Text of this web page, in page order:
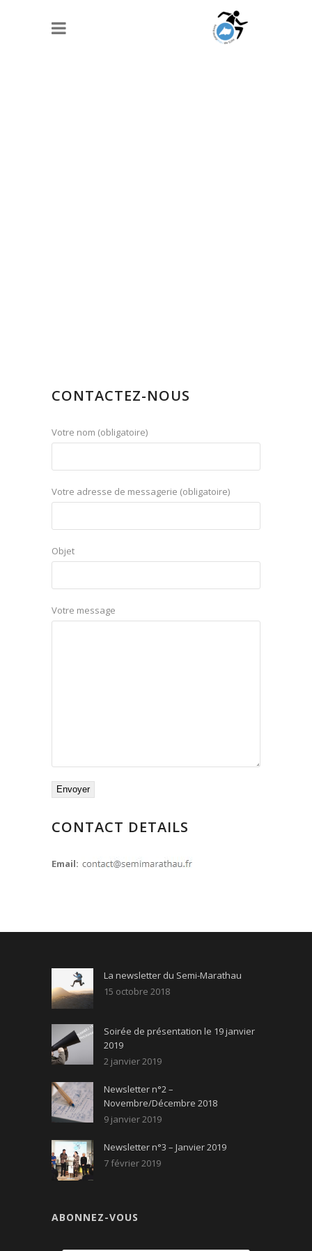
CONTACTEZ-NOUS
Votre nom (obligatoire)
Votre adresse de messagerie (obligatoire)
Objet
Votre message
CONTACT DETAILS
Email:
La newsletter du Semi-Marathau
15 octobre 2018
Soirée de présentation le 19 janvier
2019
2 janvier 2019
Newsletter n°2 –
Novembre/Décembre 2018
9 janvier 2019
Newsletter n°3 – Janvier 2019
7 février 2019
ABONNEZ-VOUS